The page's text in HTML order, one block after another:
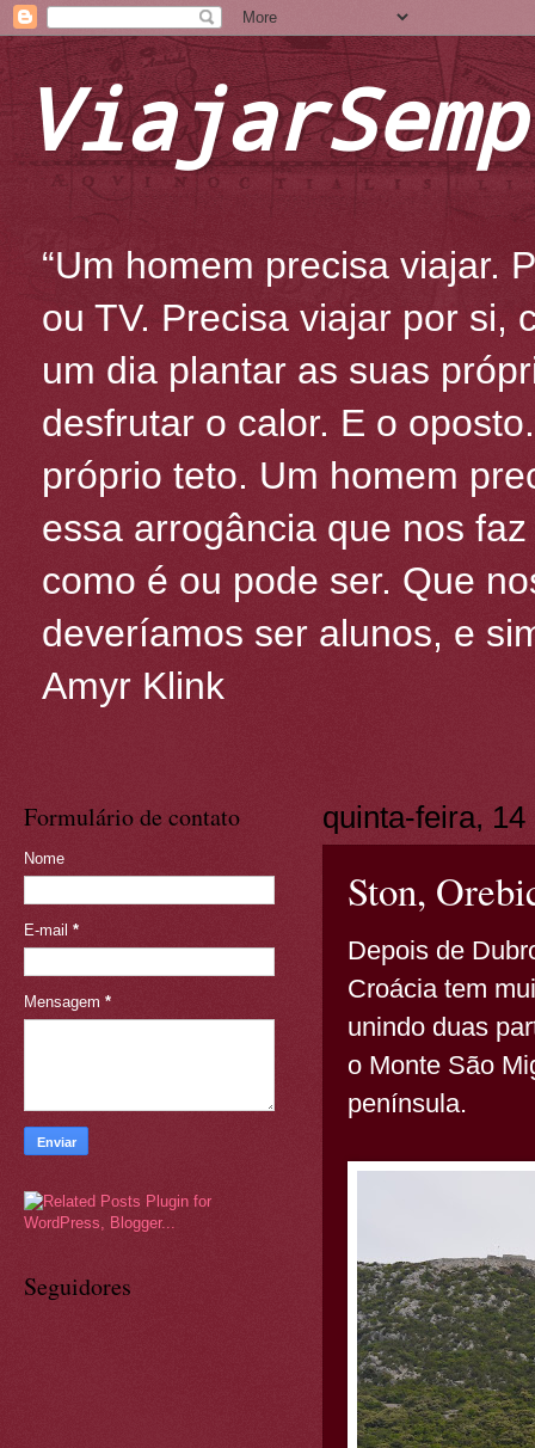
“Um homem precisa viajar.
ou TV. Precisa viajar por si,
um dia plantar as suas
desfrutar o calor. E o
próprio teto. Um homem
essa arrogância que nos
como é ou pode ser. Que
deveríamos ser alunos, e
Amyr Klink
quinta-feira,
Ston,
Depois de
Croácia tem
unindo duas
o Monte São
península.
Formulário de contato
Nome
E-mail *
Mensagem *
Seguidores